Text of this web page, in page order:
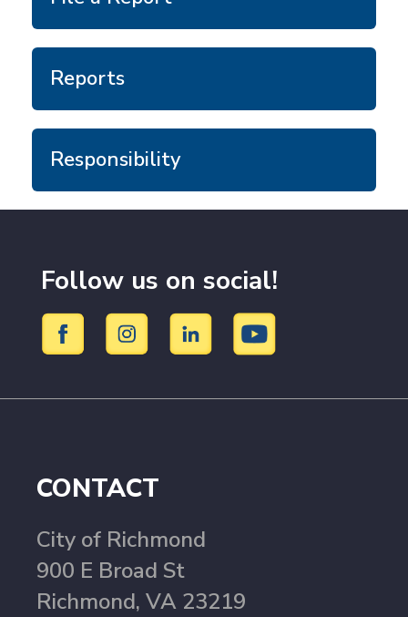
Reports
Responsibility
Follow us on social!
CONTACT
City of Richmond
900 E Broad St
Richmond, VA 23219